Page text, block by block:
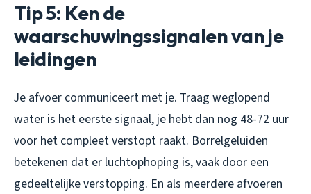
Tip 5: Ken de
waarschuwingssignalen van je
leidingen
Je afvoer communiceert met je. Traag weglopend
water is het eerste signaal, je hebt dan nog 48-72 uur
voor het compleet verstopt raakt. Borrelgeluiden
betekenen dat er luchtophoping is, vaak door een
gedeeltelijke verstopping. En als meerdere afvoeren